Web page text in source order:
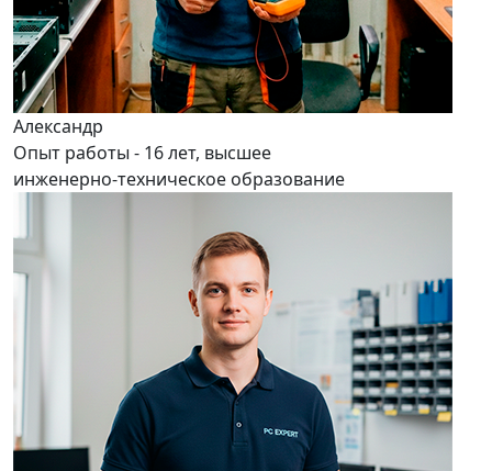
Александр
Опыт работы - 16 лет, высшее
инженерно-техническое образование